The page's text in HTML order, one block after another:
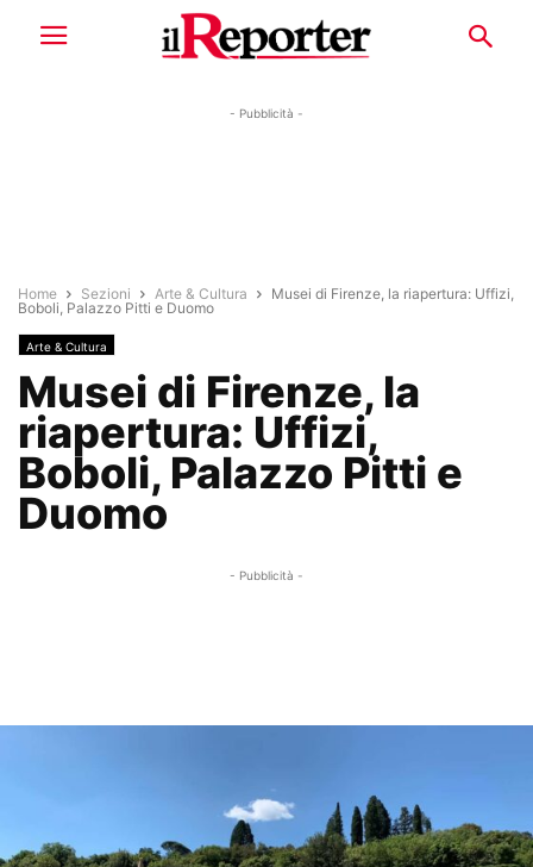
- Pubblicità -
Home Sezioni Arte & Cultura
Musei di Firenze, la riapertura: Uffizi,
Boboli, Palazzo Pitti e Duomo
Arte & Cultura
Musei di Firenze, la
riapertura: Uffizi,
Boboli, Palazzo Pitti e
Duomo
- Pubblicità -